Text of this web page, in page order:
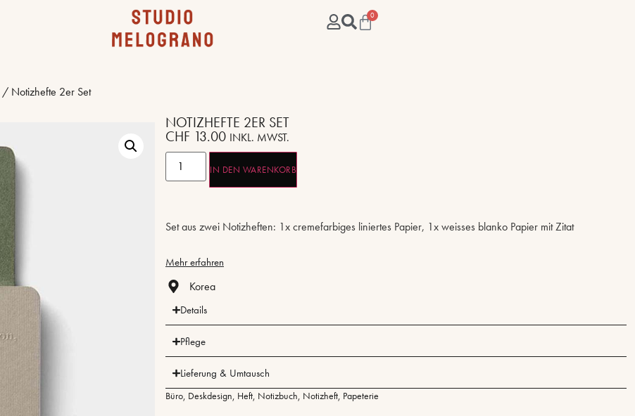
0
/ Notizhefte 2er Set
NOTIZHEFTE 2ER SET
CHF 13.00 INKL. MWST.
IN DEN WARENKORB
Set aus zwei Notizheften: 1x cremefarbiges liniertes Papier, 1x weisses blanko Papier mit Zitat
Mehr erfahren
Korea
Details
Pflege
Lieferung & Umtausch
Büro, Deskdesign, Heft, Notizbuch, Notizheft, Papeterie